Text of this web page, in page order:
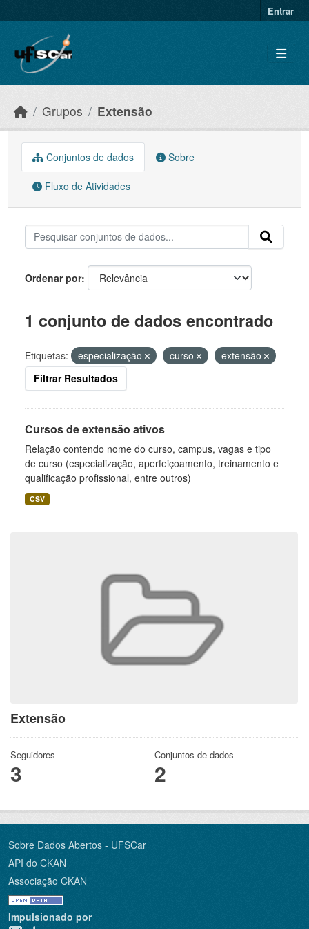
Entrar
Grupos Extensão
Extensão
Seguidores
3
Conjuntos de dados
2
Conjuntos de dados Sobre
Fluxo de Atividades
Ordenar por
1 conjunto de dados encontrado
Etiquetas: especialização curso
extensão
Filtrar Resultados
Cursos de extensão ativos
Relação contendo nome do curso, campus, vagas e tipo
de curso (especialização, aperfeiçoamento, treinamento e
qualificação profissional, entre outros)
CSV
Sobre Dados Abertos - UFSCar
API do CKAN
Associação CKAN
Impulsionado por